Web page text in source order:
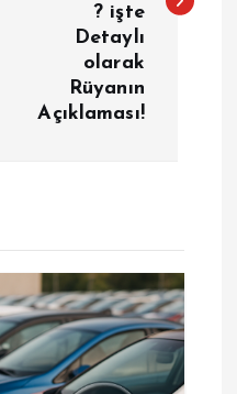
? işte
Detaylı
olarak
Rüyanın
Açıklaması!